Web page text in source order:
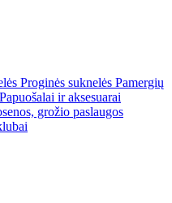
Proginės suknelės Pamergių
Papuošalai ir aksesuarai
grožio paslaugos